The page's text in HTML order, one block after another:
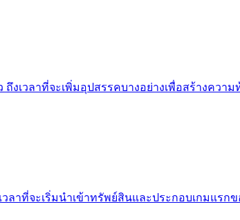
เวลาที่จะเพิ่มอุปสรรคบางอย่างเพื่อสร้างคว
ที่จะเริ่มนำเข้าทรัพย์สินและประกอบเกมแรก